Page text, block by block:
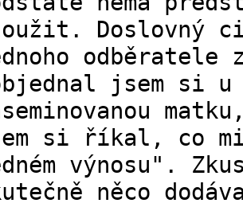
Doslovný
odběratele
jsem si u
si říkal, co mi
výnosu".
něco